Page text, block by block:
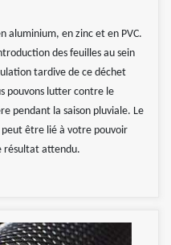
aluminium, en zinc et en PVC.
des feuilles au sein
tardive de ce déchet
pouvons lutter contre le
pendant la saison pluviale. Le
être lié à votre pouvoir
résultat attendu.